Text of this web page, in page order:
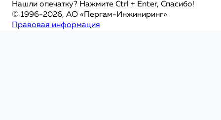
Нашли опечатку? Нажмите Ctrl + Enter, Спасибо!
© 1996-2026, АО «Пергам-Инжиниринг»
Правовая информация